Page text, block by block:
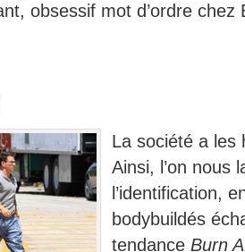
obsessif mot d’ordre
La société a les
Ainsi, l’on nous
l’identification,
bodybuildés
tendance Burn